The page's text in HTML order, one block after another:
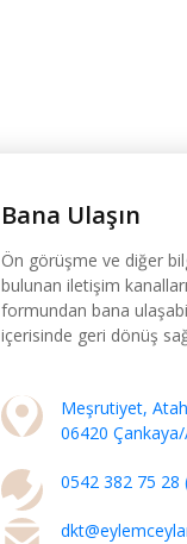
Bana Ulaşın
Ön görüşme ve diğer
bulunan iletişim
formundan bana
içerisinde geri dönüş
Meşrutiyet,
06420
0542 382 75 28